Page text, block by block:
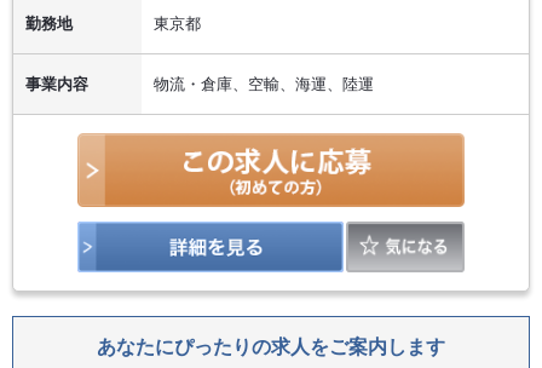
勤務地 東京都
事業内容 物流・倉庫、空輸、海運、陸運
あなたにぴったりの求人をご案内します